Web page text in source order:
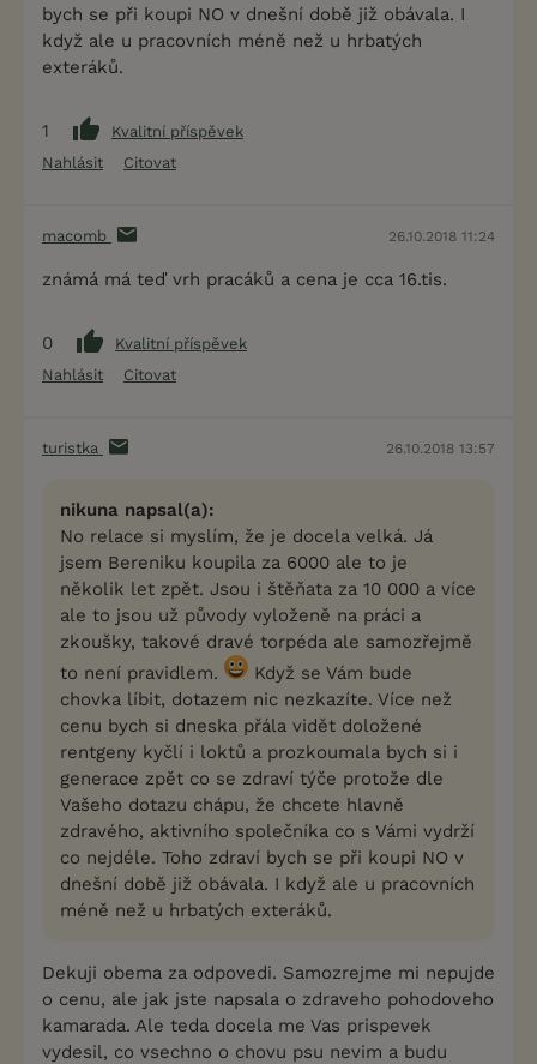
bych se při koupi NO v dnešní době již obávala. I
když ale u pracovních méně než u hrbatých
exteráků.
1
Kvalitní příspěvek
Nahlásit
Citovat
macomb 26.10.2018 11:24
známá má teď vrh pracáků a cena je cca 16.tis.
0
Kvalitní příspěvek
Nahlásit
Citovat
turistka 26.10.2018 13:57
nikuna napsal(a):
No relace si myslím, že je docela velká. Já
jsem Bereniku koupila za 6000 ale to je
několik let zpět. Jsou i štěňata za 10 000 a více
ale to jsou už původy vyloženě na práci a
zkoušky, takové dravé torpéda ale samozřejmě
to není pravidlem.
Když se Vám bude
chovka líbit, dotazem nic nezkazíte. Více než
cenu bych si dneska přála vidět doložené
rentgeny kyčlí i loktů a prozkoumala bych si i
generace zpět co se zdraví týče protože dle
Vašeho dotazu chápu, že chcete hlavně
zdravého, aktivního společníka co s Vámi vydrží
co nejdéle. Toho zdraví bych se při koupi NO v
dnešní době již obávala. I když ale u pracovních
méně než u hrbatých exteráků.
Dekuji obema za odpovedi. Samozrejme mi nepujde
o cenu, ale jak jste napsala o zdraveho pohodoveho
kamarada. Ale teda docela me Vas prispevek
vydesil, co vsechno o chovu psu nevim a budu